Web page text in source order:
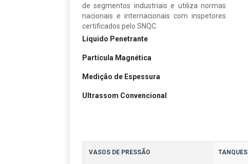
de segmentos industriais e utiliza normas
nacionais e internacionais com inspetores
certificados pelo SNQC.
Líquido Penetrante
Partícula Magnética
Medição de Espessura
Ultrassom Convencional
VASOS DE PRESSÃO TANQUES